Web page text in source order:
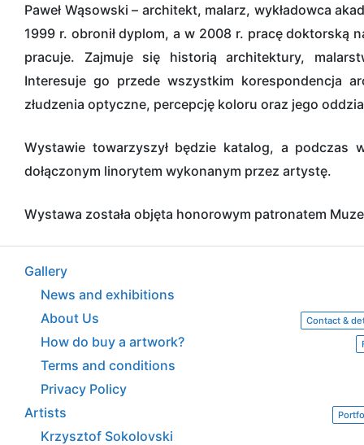
Paweł Wąsowski – architekt, malarz, wykładowca
1999 r. obronił dyplom, a w 2008 r. pracę doktorską
pracuje. Zajmuje się historią architektury,
Interesuje go przede wszystkim korespondencja
złudzenia optyczne, percepcję koloru oraz jego
Wystawie towarzyszył będzie katalog, a podczas
dołączonym linorytem wykonanym przez artystę.
Wystawa została objęta honorowym patronatem
Gallery
News and exhibitions
About Us
Contact &
How do buy a artwork?
Terms and conditions
Privacy Policy
Artists
Krzysztof Sokolovski